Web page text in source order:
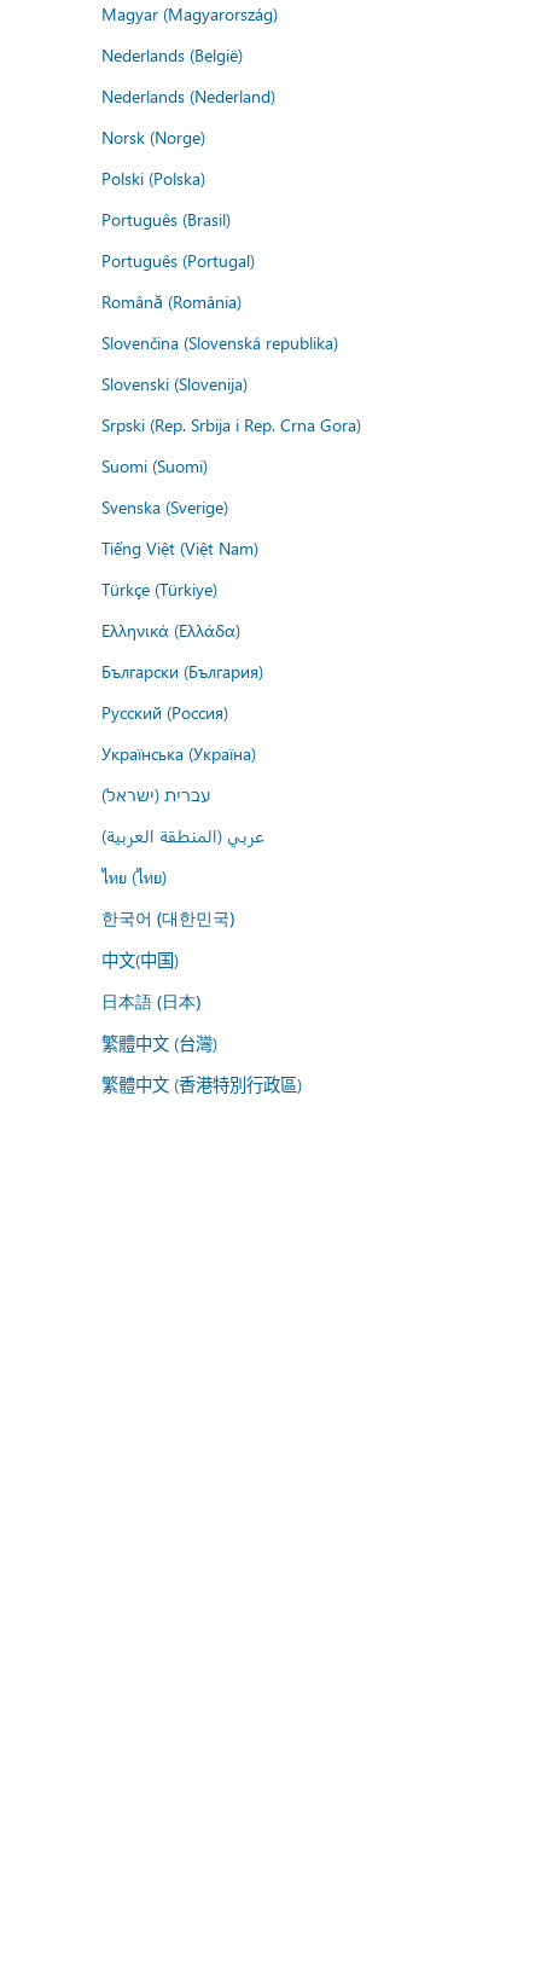
Magyar (Magyarország)
Nederlands (België)
Nederlands (Nederland)
Norsk (Norge)
Polski (Polska)
Português (Brasil)
Português (Portugal)
Română (România)
Slovenčina (Slovenská republika)
Slovenski (Slovenija)
Srpski (Rep. Srbija i Rep. Crna Gora)
Suomi (Suomi)
Svenska (Sverige)
Tiếng Việt (Việt Nam)
Türkçe (Türkiye)
Ελληνικά (Ελλάδα)
Български (България)
Русский (Россия)
Українська (Україна)
עברית (ישראל)
عربي (المنطقة العربية)
ไทย (ไทย)
한국어 (대한민국)
中文(中国)
日本語 (日本)
繁體中文 (台灣)
繁體中文 (香港特別行政區)